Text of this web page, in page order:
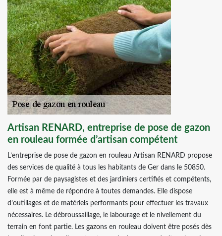
Artisan RENARD, entreprise de pose de gazon
en rouleau formée d’artisan compétent
L’entreprise de pose de gazon en rouleau Artisan RENARD propose
des services de qualité à tous les habitants de Ger dans le 50850.
Formée par de paysagistes et des jardiniers certifiés et compétents,
elle est à même de répondre à toutes demandes. Elle dispose
d’outillages et de matériels performants pour effectuer les travaux
nécessaires. Le débroussaillage, le labourage et le nivellement du
terrain en font partie. Les gazons en rouleau doivent être posés dès